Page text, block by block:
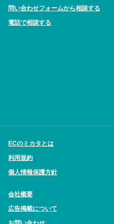
問い合わせフォームから相談する
電話で相談する
ECのミカタとは
利用規約
個人情報保護方針
会社概要
広告掲載について